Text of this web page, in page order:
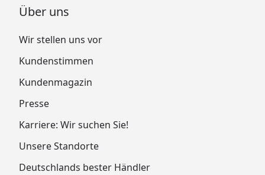
Über uns
Wir stellen uns vor
Kundenstimmen
Kundenmagazin
Presse
Karriere: Wir suchen Sie!
Unsere Standorte
Deutschlands bester Händler